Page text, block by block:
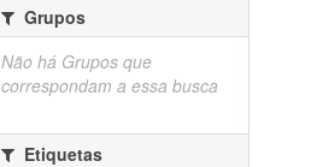
Grupos
Não há Grupos que
correspondam a essa busca
Etiquetas